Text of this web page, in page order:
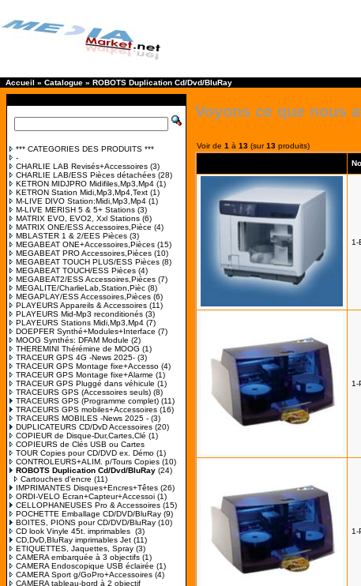
Accueil » Catalogue » ROBOTS Duplication Cd/Dvd/BluRay
*** CATEGORIES DES PRODUITS ***
-
CHARLIE LAB Revisés+Accessoires (3)
CHARLIE LAB/ESS Pièces détachées (28)
KETRON MIDJPRO Midifiles,Mp3,Mp4 (1)
KETRON Station Midi,Mp3,Mp4,Text (1)
M-LIVE DIVO Station:Midi,Mp3,Mp4 (1)
M-LIVE MERISH 5 & 5+ Stations (3)
MATRIX EVO, EVO2, Xxl Stations (6)
MATRIX ONE/ESS Accessoires,Pièce (4)
MBLASTER 1 & 2/EES Pièces (3)
MEGABEAT ONE+Accessoires,Pièces (15)
MEGABEAT PRO Accessoires,Pièces (10)
MEGABEAT TOUCH PLUS/ESS Pièces (8)
MEGABEAT TOUCH/ESS Pièces (4)
MEGABEAT2/ESS Accessoires,Pièces (7)
MEGALITE/CharlieLab,Station,Pièc (8)
MEGAPLAY/ESS Accessoires,Pièces (6)
PLAYEURS Appareils & Accessoires (11)
PLAYEURS Mid-Mp3 reconditionés (3)
PLAYEURS Stations Midi,Mp3,Mp4 (7)
DOEPFER Synthé+Modules+Interface (7)
MOOG Synthés: DFAM Module (2)
THEREMINI Thérémine de MOOG (1)
TRACEUR GPS 4G -News 2025- (3)
TRACEUR GPS Montage fixe+Accesso (4)
TRACEUR GPS Montage fixe+Alarme (1)
TRACEUR GPS Pluggé dans véhicule (1)
TRACEURS GPS (Accessoires seuls) (8)
TRACEURS GPS (Programme complet) (11)
TRACEURS GPS mobiles+Accessoires (16)
TRACEURS MOBILES -News 2025 - (3)
DUPLICATEURS CD/DvD Accessoires (20)
COPIEUR de Disque-Dur,Cartes,Clé (1)
COPIEURS de Clés USB ou Cartes
TOUR Copies pour CD/DVD ex. Démo (1)
CONTROLEURS+ALIM. p/Tours Copies (10)
ROBOTS Duplication Cd/Dvd/BluRay (24)
Cartouches d'encre (11)
IMPRIMANTES Disques+Encres+Têtes (26)
ORDI-VELO Ecran+Capteur+Accessoi (1)
CELLOPHANEUSES Pro & Accessoires (15)
POCHETTE Emballage CD/DVD/BluRay (9)
BOITES, PIONS pour CD/DVD/BluRay (10)
CD look Vinyle 45t. imprimables (3)
CD,DvD,BluRay imprimables Jet (11)
ETIQUETTES, Jaquettes, Spray (3)
CAMERA embarquée à 3 objectifs (1)
CAMERA Endoscopique USB éclairée (1)
CAMERA Sport g/GoPro+Accessoires (4)
CAMERA tableau-bord à 2 objectif
Voyons ce que nous
Voir de 1 à 13 (sur13 produits)
1-
1-
1-